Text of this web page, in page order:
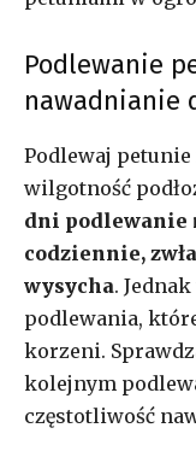
Podlewanie
nawadnianie
Podlewaj
wilgotność
dni podlewanie
codziennie,
wysycha.
podlewania,
korzeni.
kolejnym
częstotliwość